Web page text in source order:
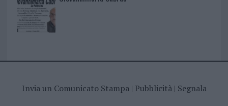
Invia un Comunicato Stampa| Pubblicità| Segnala